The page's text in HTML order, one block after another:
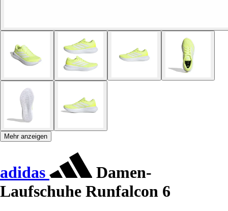
Mehr anzeigen
adidas
Damen-
Laufschuhe Runfalcon 6